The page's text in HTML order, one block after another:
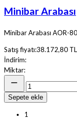
Minibar Arabası
Minibar Arabası AOR-
Satış fiyatı:38.172,80 TL
İndirim:
Miktar:
Sepete ekle
1